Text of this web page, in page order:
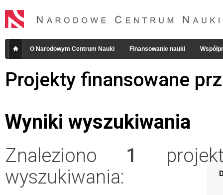
O Narodowym Centrum Nauki Finansowanie nauki
Projekty finansowane
Wyniki wyszukiwania
Znaleziono 1
wyszukiwania: